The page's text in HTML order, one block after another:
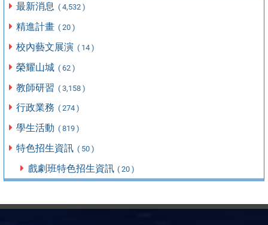
最新消息 ( 4,532 )
精進計畫 ( 20 )
校內藝文展演 ( 14 )
榮耀山城 ( 62 )
教師研習 ( 3,158 )
行政業務 ( 274 )
學生活動 ( 819 )
特色招生資訊 ( 50 )
戲劇班特色招生資訊 ( 20 )